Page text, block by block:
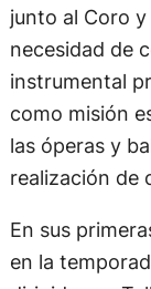
junto al Coro
necesidad de
instrumental
como misión
las óperas y
realización de
En sus
en la